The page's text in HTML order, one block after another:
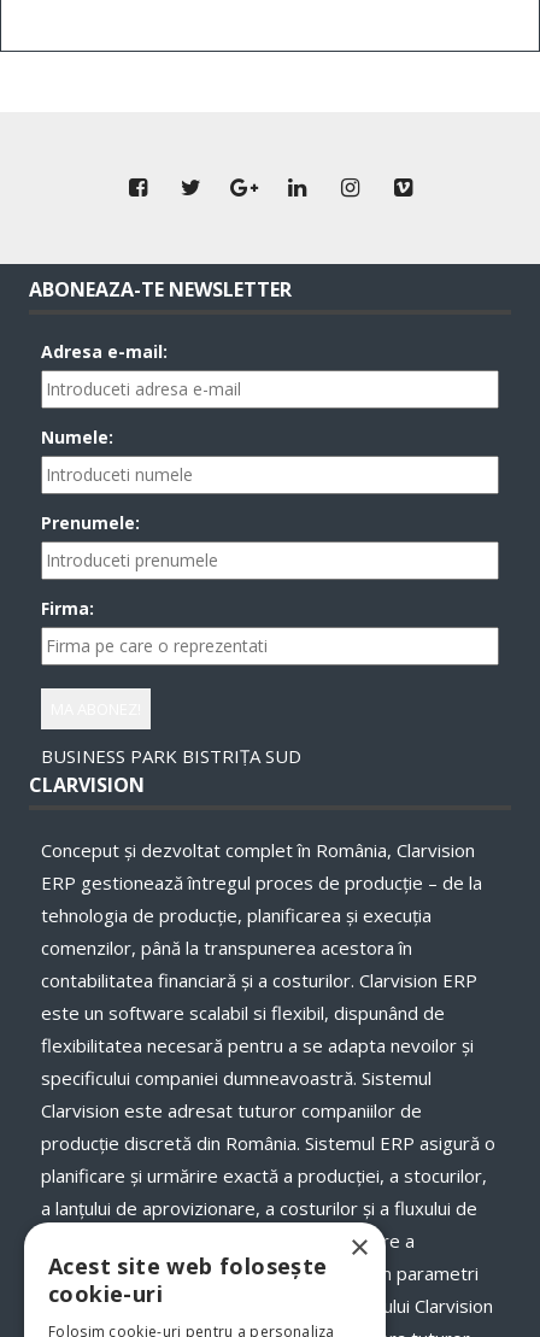
ABONEAZA-TE NEWSLETTER
Adresa e-mail:
Numele:
Prenumele:
Firma:
BUSINESS PARK BISTRIȚA SUD
CLARVISION
Conceput și dezvoltat complet în România, Clarvision
ERP gestionează întregul proces de producție – de la
tehnologia de producție, planificarea și execuţia
comenzilor, până la transpunerea acestora în
contabilitatea financiară și a costurilor. Clarvision ERP
este un software scalabil si flexibil, dispunând de
flexibilitatea necesară pentru a se adapta nevoilor și
specificului companiei dumneavoastră. Sistemul
Clarvision este adresat tuturor companiilor de
producție discretă din România. Sistemul ERP asigură o
planificare și urmărire exactă a producției, a stocurilor,
a lanţului de aprovizionare, a costurilor și a fluxului de
numerar, a termenelor de livrare și onorare a
comenzilor către clienții dumneavoastră, în parametri
optimi. Odată cu implementarea programului Clarvision
×
Acest site web folosește
cookie-uri
Folosim cookie-uri pentru a personaliza